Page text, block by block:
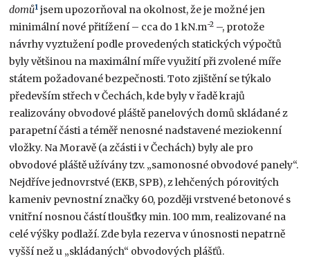
domů1 jsem upozorňoval na okolnost, že je možné jen
minimální nové přitížení – cca do 1 kN.m-2 –, protože
návrhy vyztužení podle provedených statických výpočtů
byly většinou na maximální míře využití při zvolené míře
státem požadované bezpečnosti. Toto zjištění se týkalo
především střech v Čechách, kde byly v řadě krajů
realizovány obvodové pláště panelových domů skládané z
parapetní části a téměř nenosné nadstavené meziokenní
vložky. Na Moravě (a zčásti i v Čechách) byly ale pro
obvodové pláště užívány tzv. „samonosné obvodové panely“.
Nejdříve jednovrstvé (EKB, SPB), z lehčených pórovitých
kameniv pevnostní značky 60, později vrstvené betonové s
vnitřní nosnou částí tloušťky min. 100 mm, realizované na
celé výšky podlaží. Zde byla rezerva v únosnosti nepatrně
vyšší než u „skládaných“ obvodových plášťů.